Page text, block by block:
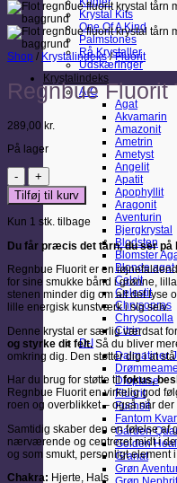
Krystal Kits
One Of A Kind
Palmstones
Rå Krystaller
Udskæringer
Krystalindeks
A-C
Agat
Akvamarin
Amazonit
Ametrin
Ametyst
Angelit
Apatit
Apophyllit
Aragonit
Aventurin
Bjergkrystal
Blodsten
Blomster
Blonde agat
Calcit
Celestit
Chrysopras
Chrysocolla
Citrin
D-I
Dalmatiner
Dioptase
Fluorit
Fuchsit
Fantom
Garden
Golden
Granat
Grøn
Shop / Krystalindeks / Fluorit
Regnbue Fluorit
289,00 kr.
På lager
Regnbue
Fluorit
Tårn
5)
Tilføj til kurv
Kun 1 stk. tilbage
Du får præcis det tårn, du ser på
Regnbue Fluorit er en
for sine smukke bånd i grønne,
stenen minder dig om alt det lyse
lille energisk kunstværk i sig selv.
Denne krystal er særlig værdsat
og styrke dit felt. Så du bliver
omkring dig. Den støtter dig i at
Har du brug for støtte tilfokus,
Regnbue Fluorit en virkelig god
roen og overblikket – også når
Samtidig skaber den en følelse
nærværende og centreret midt i
og som smukt, personligt element
Chakra: Hjerte, Hals